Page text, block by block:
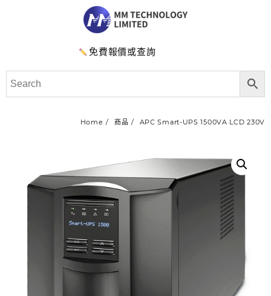
免費報價或查詢
Home 商品 APC Smart-UPS 1500VA LCD 230V